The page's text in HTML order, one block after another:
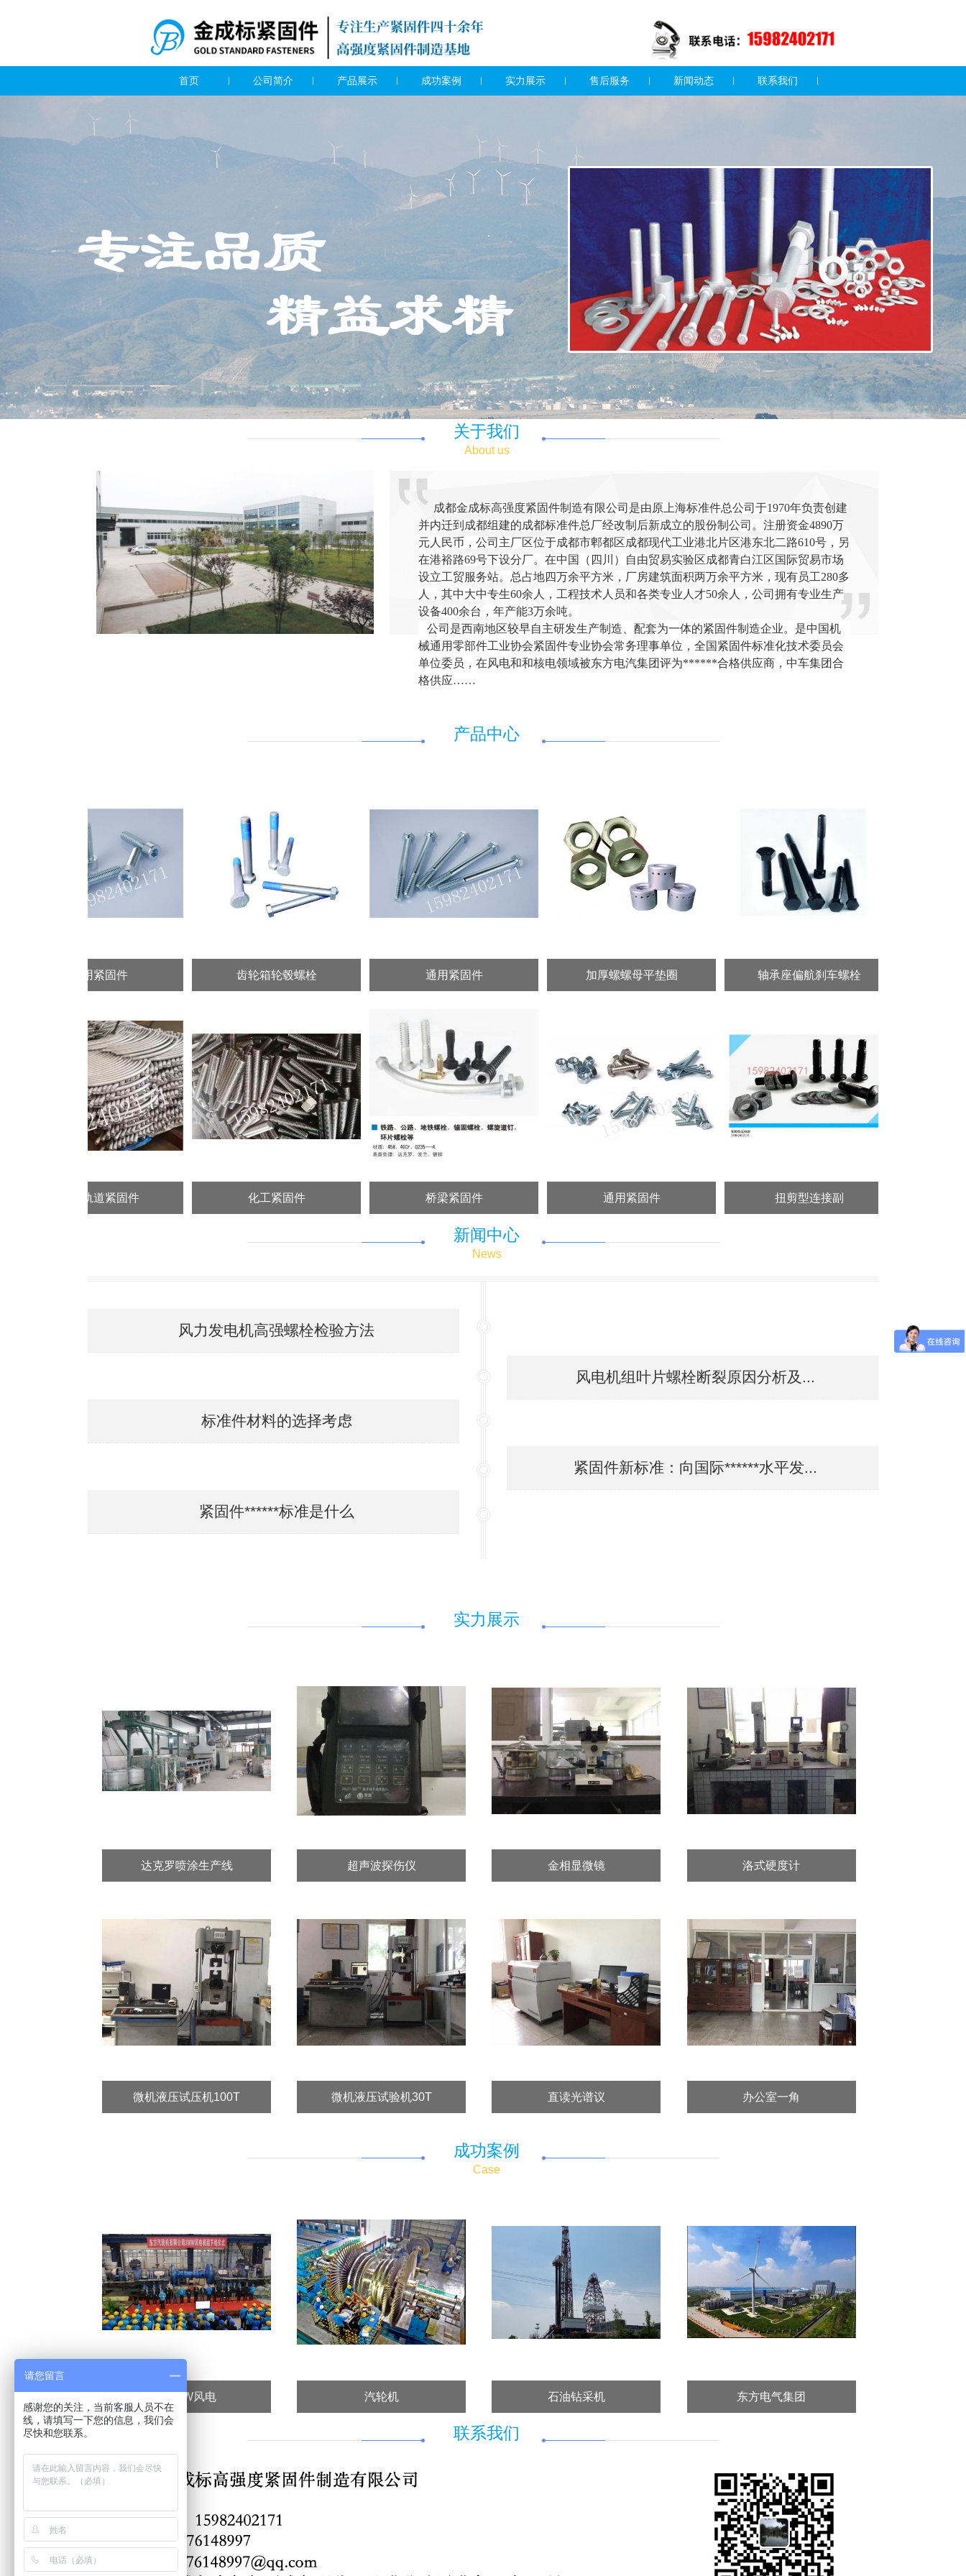
首页 公司简介 产品展示 成功案例 实力展示 售后服务 新闻动态 联系我们
关于我们
About us
成都金成标高强度紧固件制造有限公司 是由原上海标准件总公司于1970年负责创建
并内迁到成都组建的成都标准件总厂经改制后新成立的股份制公司。 注册资金4890万
元人民币，公司 主厂区位于成都市郫都区成都现代工业港北片区港东北二路610号， 另
在港裕路69号下设分厂。在中国（四川）自由贸易实验区成都青白江区国际贸易市场
设立工贸服务站。总占地四万余平方米，厂房建筑面积两万余平方米， 现有员工280多
人，其中大中专生60余人，工程技术人员和各类专业人才50余人，公司拥有专业生产
设备400余台，年产能3万余吨。
公司是西南地区较早自主研发生产制造、配套为一体的紧固件制造企业。 是中国机
械通用零部件工业协会紧固件专业协会常务理事单位，全国紧固件标准化技术委员会
单位委员，在风电和和核电领域被东方电汽集团评为******合格供应商 ， 中车集团合
格供应……
产品中心
齿轮箱轮毂螺栓 通用紧固件 加厚螺螺母平垫圈 轴承座偏航刹车螺栓
化工紧固件 桥梁紧固件 通用紧固件 扭剪型连接副
新闻中心
News
风力发电机高强螺栓检验方法
风电机组叶片螺栓断裂原因分析及...
标准件材料的选择考虑
紧固件新标准：向国际******水平发...
紧固件******标准是什么
实力展示
达克罗喷涂生产线 超声波探伤仪 金相显微镜 洛式硬度计
微机液压试压机100T 微机液压试验机30T 直读光谱议 办公室一角
成功案例
Case
3.0MW风电 汽轮机 石油钻采机 东方电气集团
联系我们
请您留言
感谢您的关注，当前客服人员不在
线，请填写一下您的信息，我们会
尽快和您联系。